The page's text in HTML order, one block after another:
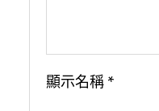
顯示名稱 *